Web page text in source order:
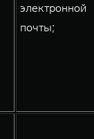
электронной
почты;